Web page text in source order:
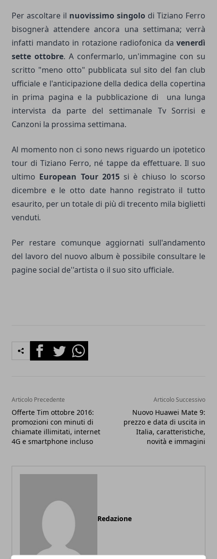
Per ascoltare il nuovissimo singolo di Tiziano Ferro
bisognerà attendere ancora una settimana; verrà
infatti mandato in rotazione radiofonica da venerdì
sette ottobre. A confermarlo, un'immagine con su
scritto "meno otto" pubblicata sul sito del fan club
ufficiale e l'anticipazione della dedica della copertina
in prima pagina e la pubblicazione di una lunga
intervista da parte del settimanale Tv Sorrisi e
Canzoni la prossima settimana.
Al momento non ci sono news riguardo un ipotetico
tour di Tiziano Ferro, né tappe da effettuare. Il suo
ultimo European Tour 2015si è chiuso lo scorso
dicembre e le otto date hanno registrato il tutto
esaurito, per un totale di più di trecento mila biglietti
venduti.
Per restare comunque aggiornati sull'andamento
del lavoro del nuovo album è possibile consultare le
pagine social de''artista o il suo sito ufficiale.
FacebookTwitterWhatsapp
Articolo Precedente
Offerte Tim ottobre 2016:
promozioni con minuti di
chiamate illimitati, internet
4G e smartphone incluso
Articolo Successivo
Nuovo Huawei Mate 9:
prezzo e data di uscita in
Italia, caratteristiche,
novità e immagini
Redazione